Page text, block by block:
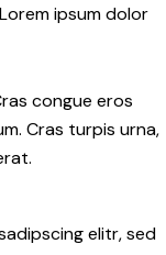
ipsum dolor
congue eros
Cras turpis urna,
elitr, sed